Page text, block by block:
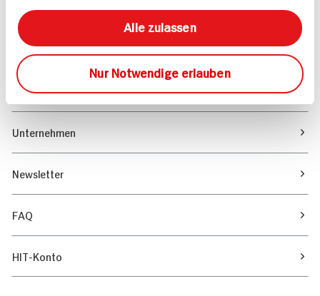
Alle zulassen
Nur Notwendige erlauben
Marktfinder
Unser Magazin
Verantwortung & Nachhaltigkeit
Unternehmen
Newsletter
FAQ
HIT-Konto